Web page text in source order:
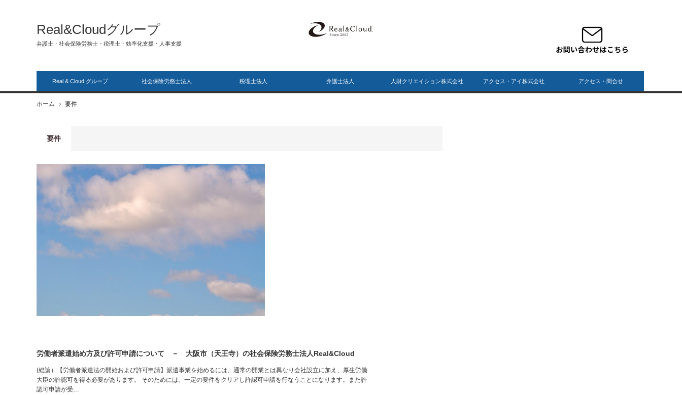
Real&Cloudグループ
弁護士・社会保険労務士・税理士・効率化支援・人事支援
Real & Cloud グループ 社会保険労務士法人 税理士法人 弁護士法人 人財クリエイション株式会社 アクセス・アイ株式会社 アクセス・問合せ
ホーム 要件
要件
労働者派遣始め方及び許可申請について － 大阪市（天王寺）の社会保険労務士法人Real&Cloud
(総論）【労働者派遣法の開始および許可申請】派遣事業を始めるには、通常の開業とは異なり会社設立に加え、厚生労働
大臣の許認可を得る必要があります。 そのためには、一定の要件をクリアし許認可申請を行なうことになります。また許
認可申請が受…